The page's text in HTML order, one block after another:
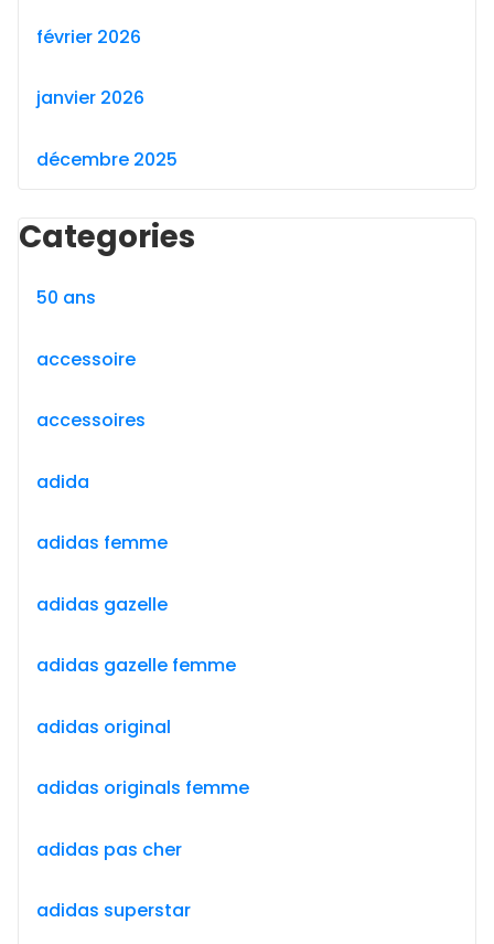
février 2026
janvier 2026
décembre 2025
Categories
50 ans
accessoire
accessoires
adida
adidas femme
adidas gazelle
adidas gazelle femme
adidas original
adidas originals femme
adidas pas cher
adidas superstar